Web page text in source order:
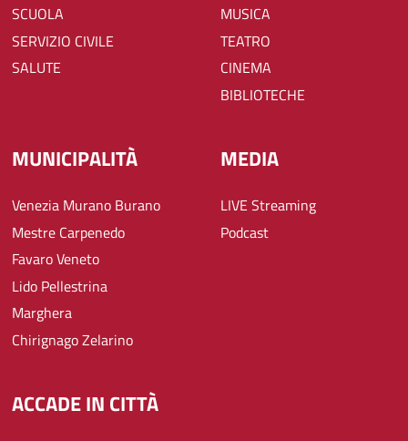
SCUOLA
SERVIZIO CIVILE
SALUTE
MUSICA
TEATRO
CINEMA
BIBLIOTECHE
MUNICIPALITÀ
Venezia Murano Burano
Mestre Carpenedo
Favaro Veneto
Lido Pellestrina
Marghera
Chirignago Zelarino
MEDIA
LIVE Streaming
Podcast
ACCADE IN CITTÀ